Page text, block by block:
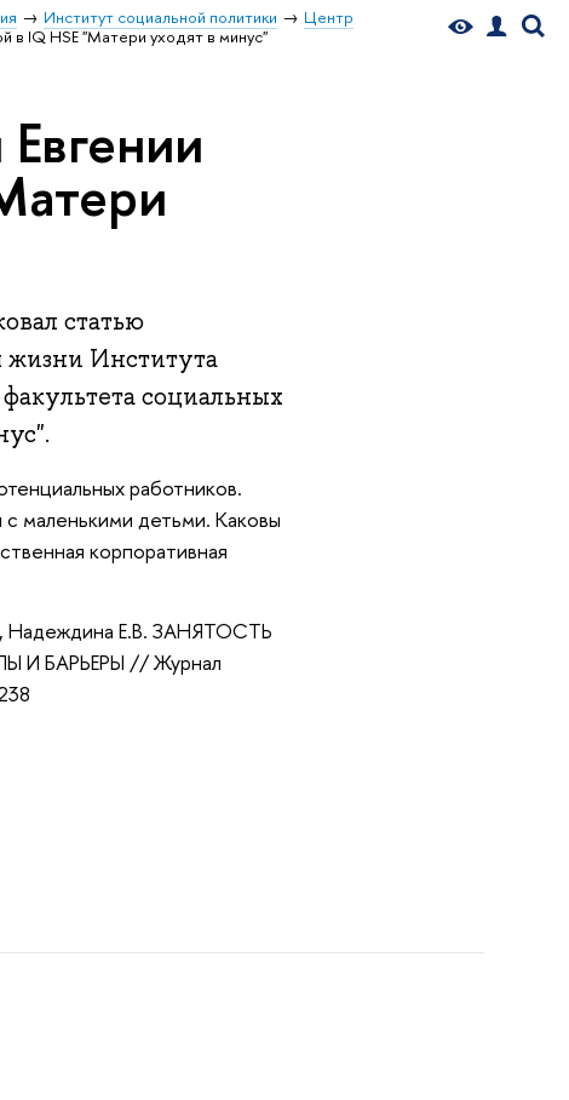
Институт социальной политики
Центр
в IQ HSE "Матери уходят в минус"
статью
жизни Института
социальных
работников.
маленькими детьми. Каковы
корпоративная
Надеждина Е.В. ЗАНЯТОСТЬ
БАРЬЕРЫ // Журнал